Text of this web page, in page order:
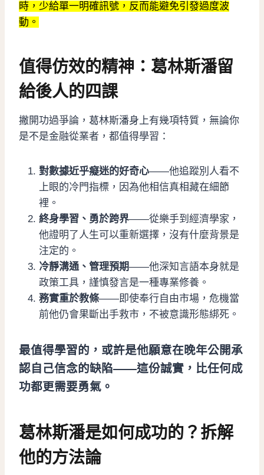
時，少給單一明確訊號，反而能避免引發過度波
動。
值得仿效的精神：葛林斯潘留
給後人的四課
撇開功過爭論，葛林斯潘身上有幾項特質，無論你
是不是金融從業者，都值得學習：
對數據近乎癡迷的好奇心——他追蹤別人看不
上眼的冷門指標，因為他相信真相藏在細節
裡。
終身學習、勇於跨界——從樂手到經濟學家，
他證明了人生可以重新選擇，沒有什麼背景是
注定的。
冷靜溝通、管理預期——他深知言語本身就是
政策工具，謹慎發言是一種專業修養。
務實重於教條——即使奉行自由市場，危機當
前他仍會果斷出手救市，不被意識形態綁死。
最值得學習的，或許是他願意在晚年公開承
認自己信念的缺陷——這份誠實，比任何成
功都更需要勇氣。
葛林斯潘是如何成功的？拆解
他的方法論